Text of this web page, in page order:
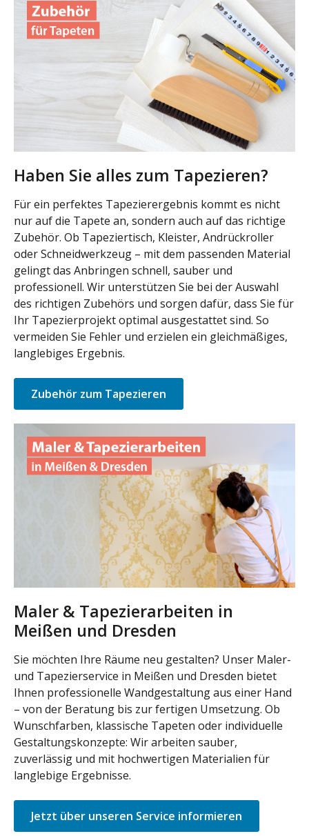
Haben Sie alles zum Tapezieren?
Für ein perfektes Tapezierergebnis kommt es nicht
nur auf die Tapete an, sondern auch auf das richtige
Zubehör. Ob Tapeziertisch, Kleister, Andrückroller
oder Schneidwerkzeug – mit dem passenden Material
gelingt das Anbringen schnell, sauber und
professionell. Wir unterstützen Sie bei der Auswahl
des richtigen Zubehörs und sorgen dafür, dass Sie für
Ihr Tapezierprojekt optimal ausgestattet sind. So
vermeiden Sie Fehler und erzielen ein gleichmäßiges,
langlebiges Ergebnis.
Zubehör zum Tapezieren
Maler & Tapezierarbeiten in
Meißen und Dresden
Sie möchten Ihre Räume neu gestalten? Unser Maler-
und Tapezierservice in Meißen und Dresden bietet
Ihnen professionelle Wandgestaltung aus einer Hand
– von der Beratung bis zur fertigen Umsetzung. Ob
Wunschfarben, klassische Tapeten oder individuelle
Gestaltungskonzepte: Wir arbeiten sauber,
zuverlässig und mit hochwertigen Materialien für
langlebige Ergebnisse.
Jetzt über unseren Service informieren